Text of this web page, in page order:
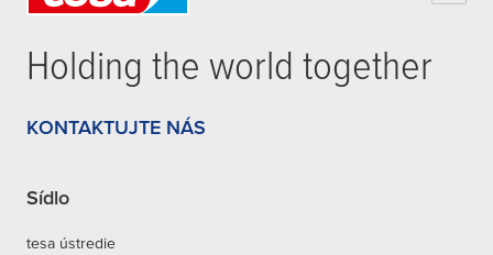
Holding the world together
KONTAKTUJTE NÁS
Sídlo
tesa ústredie